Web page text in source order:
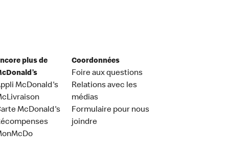
plus de
McDonald's
McDonald's
Coordonnées
Foire aux questions
Relations avec les
médias
Formulaire pour nous
joindre